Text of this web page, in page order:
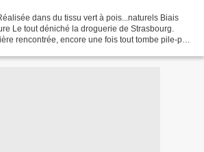
dans du tissu vert à pois...naturels Biais
Le tout déniché la droguerie de Strasbourg.
rencontrée, encore une fois tout tombe pile-poil!